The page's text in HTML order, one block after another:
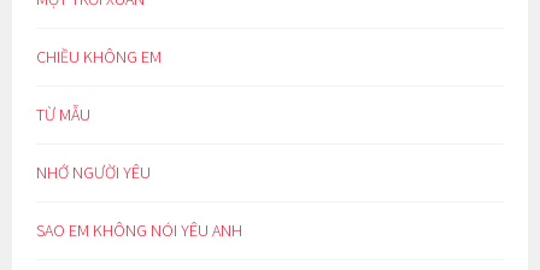
CHIỀU KHÔNG EM
TỪ MẪU
NHỚ NGƯỜI YÊU
SAO EM KHÔNG NÓI YÊU ANH